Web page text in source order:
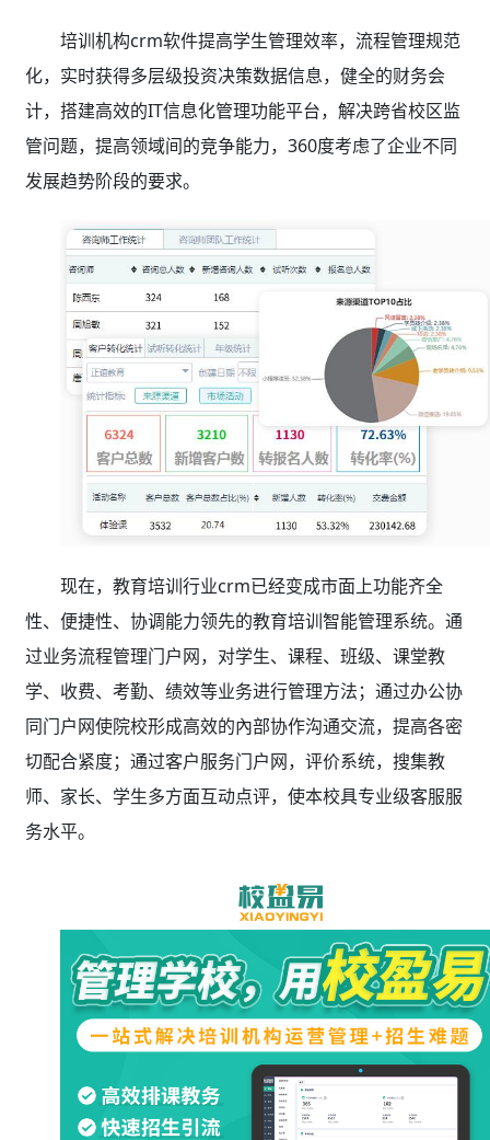
培训机构crm软件提高学生管理效率，流程管理规范
化，实时获得多层级投资决策数据信息，健全的财务会
计，搭建高效的IT信息化管理功能平台，解决跨省校区监
管问题，提高领域间的竞争能力，360度考虑了企业不同
发展趋势阶段的要求。
现在，教育培训行业crm已经变成市面上功能齐全
性、便捷性、协调能力领先的教育培训智能管理系统。通
过业务流程管理门户网，对学生、课程、班级、课堂教
学、收费、考勤、绩效等业务进行管理方法；通过办公协
同门户网使院校形成高效的內部协作沟通交流，提高各密
切配合紧度；通过客户服务门户网，评价系统，搜集教
师、家长、学生多方面互动点评，使本校具专业级客服服
务水平。